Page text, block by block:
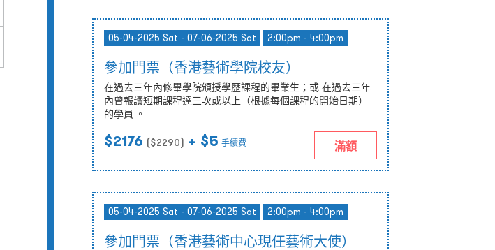
05-04-2025 Sat - 07-06-2025 Sat 2:00pm - 4:00pm
參加門票（香港藝術學院校友）
在過去三年內修畢學院頒授學歷課程的畢業生；或 在過去三年
內曾報讀短期課程達三次或以上（根據每個課程的開始日期）
的學員 。
$2176 ($2290) + $5 手續費 滿額
05-04-2025 Sat - 07-06-2025 Sat 2:00pm - 4:00pm
參加門票（香港藝術中心現任藝術大使）